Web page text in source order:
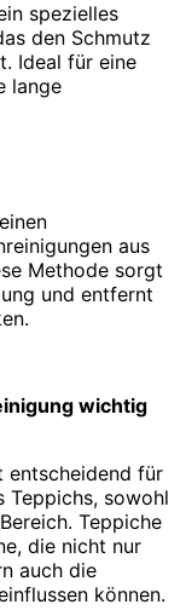
spezielles
den Schmutz
Ideal für eine
lange
aus
Methode sorgt
und entfernt
wichtig
entscheidend für
Teppichs, sowohl
Teppiche
die nicht nur
auch die
können.